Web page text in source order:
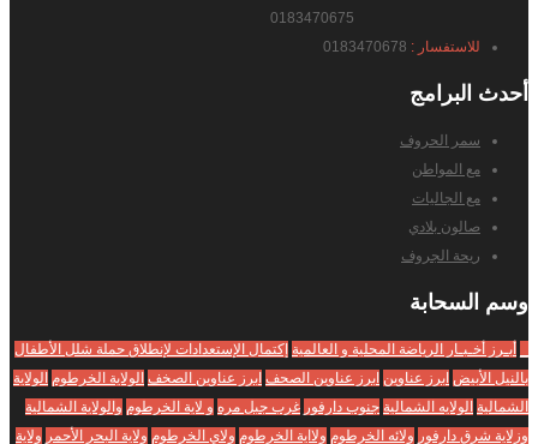
للاستفسار :
أحدث البرامج
سمر الحروف
مع المواطن
مع الجاليات
صالون بلادي
ريحة الجروف
وسم السحابة
أبـرز أخـبـار الرياضة المحلية و العالمية إكتمال الإستعدادات لإنطلاق حملة شلل الأطفال
بالنيل الأبيض ابرز عناوين ابرز عناوين الصحف ابرز عناوين الصخف الولاية الخرطوم الولاية
الشمالية الولايه الشمالية جنوب دارفور غرب جبل مره و لاية الخرطوم والولاية الشمالية
وزلاية شرق دارفور ولائه الخرطوم ولااية الخرطوم ولاي الخرطوم ولاية البحر الأحمر ولاية